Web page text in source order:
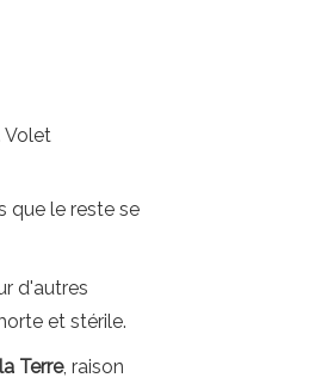
Volet
que le reste se
d'autres
et stérile.
Terre, raison